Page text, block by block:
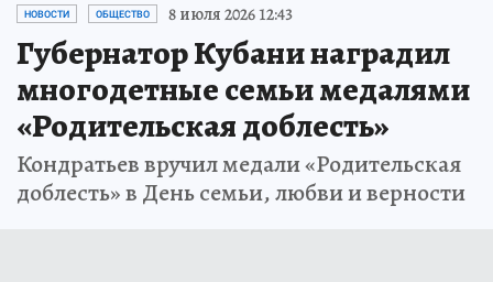
НОВОСТИ ОБЩЕСТВО 8 июля 2026 12:43
Губернатор Кубани наградил
многодетные семьи медалями
«Родительская доблесть»
Кондратьев вручил медали «Родительская
доблесть» в День семьи, любви и верности